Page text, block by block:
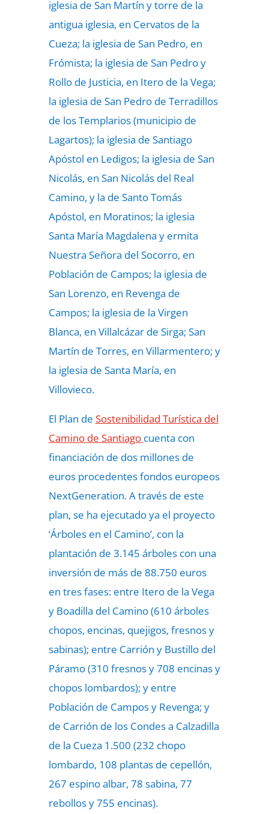
iglesia de San Martín y torre de la
antigua iglesia, en Cervatos de la
Cueza; la iglesia de San Pedro, en
Frómista; la iglesia de San Pedro y
Rollo de Justicia, en Itero de la Vega;
la iglesia de San Pedro de Terradillos
de los Templarios (municipio de
Lagartos); la iglesia de Santiago
Apóstol en Ledigos; la iglesia de San
Nicolás, en San Nicolás del Real
Camino, y la de Santo Tomás
Apóstol, en Moratinos; la iglesia
Santa María Magdalena y ermita
Nuestra Señora del Socorro, en
Población de Campos; la iglesia de
San Lorenzo, en Revenga de
Campos; la iglesia de la Virgen
Blanca, en Villalcázar de Sirga; San
Martín de Torres, en Villarmentero; y
la iglesia de Santa María, en
Villovieco.
El Plan de Sostenibilidad Turística del
Camino de Santiago cuenta con
financiación de dos millones de
euros procedentes fondos europeos
NextGeneration. A través de este
plan, se ha ejecutado ya el proyecto
‘Árboles en el Camino’, con la
plantación de 3.145 árboles con una
inversión de más de 88.750 euros
en tres fases: entre Itero de la Vega
y Boadilla del Camino (610 árboles
chopos, encinas, quejigos, fresnos y
sabinas); entre Carrión y Bustillo del
Páramo (310 fresnos y 708 encinas y
chopos lombardos); y entre
Población de Campos y Revenga; y
de Carrión de los Condes a Calzadilla
de la Cueza 1.500 (232 chopo
lombardo, 108 plantas de cepellón,
267 espino albar, 78 sabina, 77
rebollos y 755 encinas).